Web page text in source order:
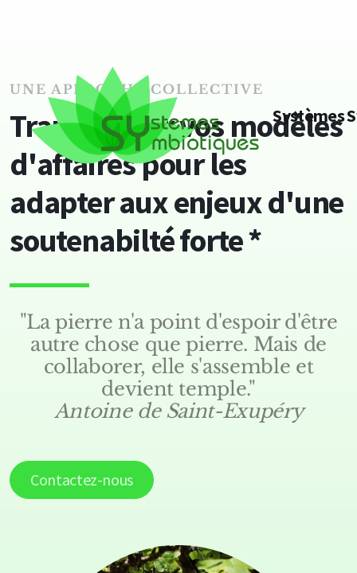
Systèmes
UNE APPROCHE COLLECTIVE
Transformer vos modèles
d'affaires pour les
adapter aux enjeux d'une
soutenabilté forte *
"La pierre n'a point d'espoir d'être
autre chose que pierre. Mais de
collaborer, elle s'assemble et
devient temple."
Antoine de Saint-Exupéry
Contactez-nous